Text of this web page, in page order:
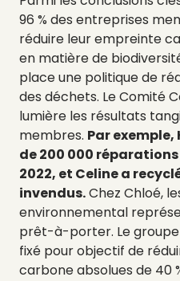
96 % des entreprises
réduire leur empreinte
en matière de
place une politique de
des déchets. Le Comité
lumière les résultats
membres. Par
de 200 000
2022, et Celine a
invendus.Chez Chloé,
environnemental
prêt-à-porter. Le groupe
fixé pour objectif de
carbone absolues de 40